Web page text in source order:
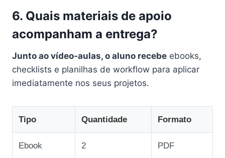
6. Quais materiais de apoio
acompanham a entrega?
Junto ao vídeo‑aulas, o aluno recebe ebooks,
checklists e planilhas de workflow para aplicar
imediatamente nos seus projetos.
Tipo Quantidade Formato
Ebook 2 PDF